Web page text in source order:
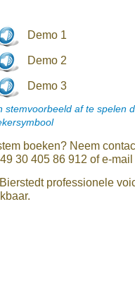
Demo 1
Demo 2
Demo 3
stemvoorbeeld af te spelen
boeken? Neem
30 405 86 912 of e-
professionele